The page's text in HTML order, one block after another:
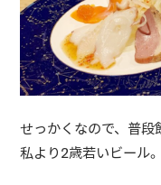
せっかくなので、普
私より2歳若いビール。